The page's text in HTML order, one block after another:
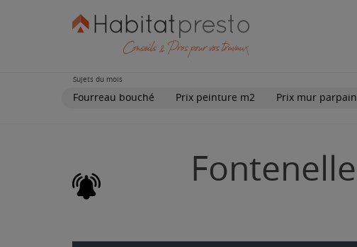
Sujets du mois
Fourreau bouché Prix peinture m2 Prix mur